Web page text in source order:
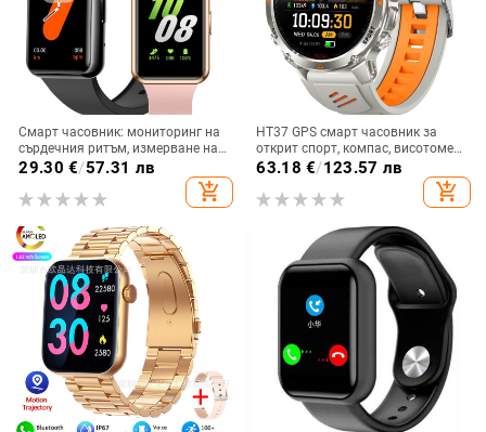
Смарт часовник: мониторинг на
сърдечния ритъм, измерване на
кислород в кръвта, проследяване
на съня, Bluetooth разговори,
водоустойчив
29.30 €/57.31 лв
add_shopping_cart
HT37 GPS смарт часовник за
открит спорт, компас, висотомер
и барометр, водоустойчив до 30
63.18 €/123.57 лв
add_shopping_cart